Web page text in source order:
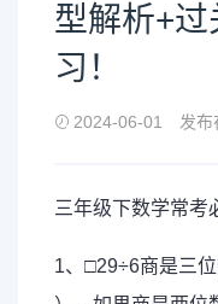
型解析+
习！
2024-06-01 发布
三年级下数学常考
1、□29÷6商是三